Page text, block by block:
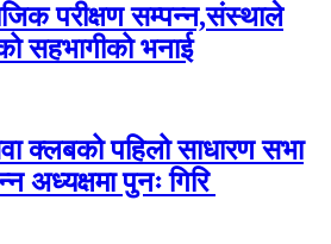
परीक्षण सम्पन्न,संस्थाले
सहभागीको भनाई
क्लबको पहिलो साधारण सभा
अध्यक्षमा पुनः गिरि